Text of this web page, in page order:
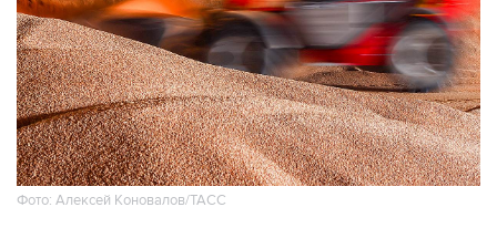
Фото: Алексей Коновалов/ТАСС